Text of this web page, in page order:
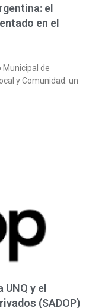
el
en el
Municipal de
y Comunidad: un
y el
(SADOP)